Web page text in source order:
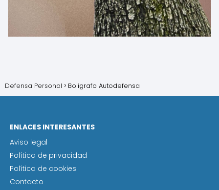
Defensa Personal Boligrafo Autodefensa
ENLACES INTERESANTES
Aviso legal
Política de privacidad
Política de cookies
Contacto